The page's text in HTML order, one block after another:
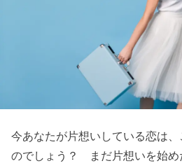
今あなたが片想いしている恋は、
のでしょう？ まだ片想いを始め